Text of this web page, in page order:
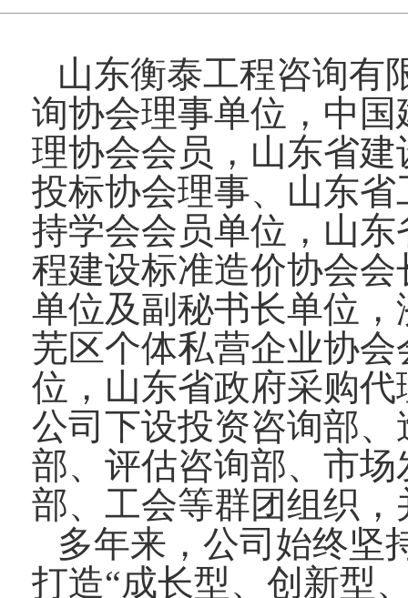
山东衡泰工程咨询有
询协会理事单位，中
理协会会员，山东省
投标协会理事、山东
持学会会员单位，山
程建设标准造价协会
单位及副秘书长单位
芜区个体私营企业协
位，山东省政府采购
公司下设投资咨询部
部、评估咨询部、市
部、工会等群团组织
多年来，公司始终坚
打造“成长型、创新型